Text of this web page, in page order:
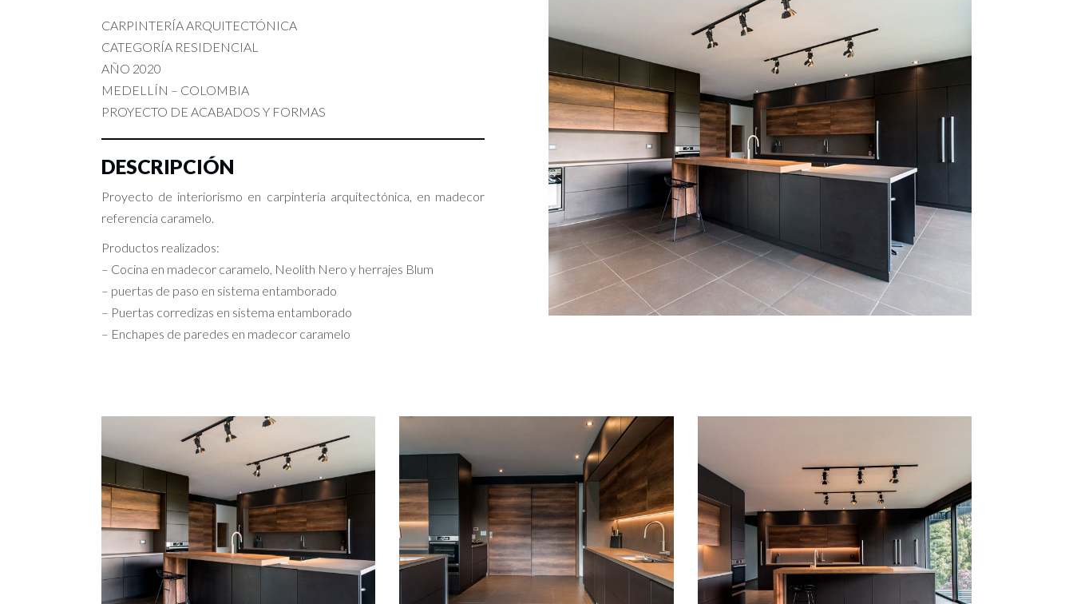
CARPINTERÍA ARQUITECTÓNICA
CATEGORÍA RESIDENCIAL
AÑO 2020
MEDELLÍN – COLOMBIA
PROYECTO DE ACABADOS Y FORMAS
DESCRIPCIÓN
Proyecto de interiorismo en carpintería arquitectónica, en madecor
referencia caramelo.
Productos realizados:
– Cocina en madecor caramelo, Neolith Nero y herrajes Blum
– puertas de paso en sistema entamborado
– Puertas corredizas en sistema entamborado
– Enchapes de paredes en madecor caramelo